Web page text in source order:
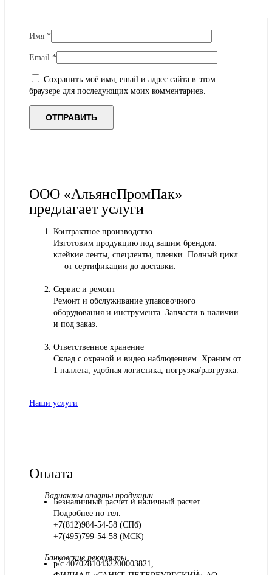
Имя *
Email *
Сохранить моё имя, email и адрес сайта в этом
браузере для последующих моих комментариев.
ООО «АльянсПромПак»
предлагает услуги
Контрактное производство
Изготовим продукцию под вашим брендом:
клейкие ленты, спецленты, пленки. Полный цикл
— от сертификации до доставки.
Сервис и ремонт
Ремонт и обслуживание упаковочного
оборудования и инструмента. Запчасти в наличии
и под заказ.
Ответственное хранение
Склад с охраной и видео наблюдением. Храним от
1 паллета, удобная логистика, погрузка/разгрузка.
Наши услуги
Оплата
Варианты оплаты продукции
Безналичный расчет и наличный расчет.
Подробнее по тел.
+7(812)984-54-58 (СПб)
+7(495)799-54-58 (МСК)
Банковские реквизиты
р/с 40702810432200003821,